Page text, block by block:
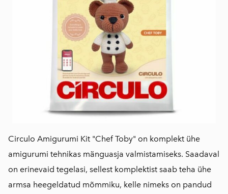
Circulo Amigurumi Kit "Chef Toby" on komplekt ühe
amigurumi tehnikas mänguasja valmistamiseks. Saadaval
on erinevaid tegelasi, sellest komplektist saab teha ühe
armsa heegeldatud mõmmiku, kelle nimeks on pandud